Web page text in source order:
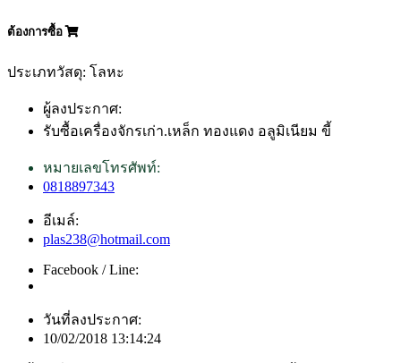
ต้องการซื้อ
ประเภทวัสดุ: โลหะ
ผู้ลงประกาศ:
รับซื้อเครื่องจักรเก่า.เหล็ก ทองแดง อลูมิเนียม ขี้
หมายเลขโทรศัพท์:
0818897343
อีเมล์:
plas238@hotmail.com
Facebook / Line:
วันที่ลงประกาศ:
10/02/2018 13:14:24